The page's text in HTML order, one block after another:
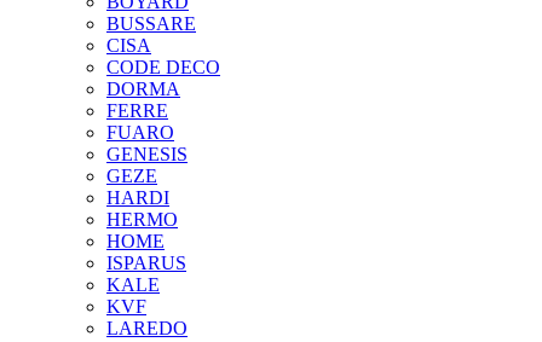
BUSSARE
CISA
CODE DECO
DORMA
FERRE
FUARO
GENESIS
GEZE
HARDI
HERMO
HOMЕ
ISPARUS
KALE
KVF
LAREDO